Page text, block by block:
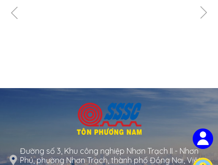
Đường số 3, Khu công nghiệp Nhơn Trạch II - Nhơn
Phú, phường Nhơn Trạch, thành phố Đồng Nai, Việt